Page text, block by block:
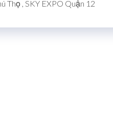
Thọ , SKY EXPO Quận 12